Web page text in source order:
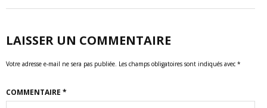
LAISSER UN COMMENTAIRE
Votre adresse e-mail ne sera pas publiée. Les champs obligatoires sont indiqués avec *
COMMENTAIRE *